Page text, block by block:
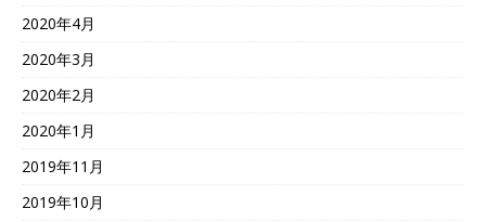
2020年4月
2020年3月
2020年2月
2020年1月
2019年11月
2019年10月